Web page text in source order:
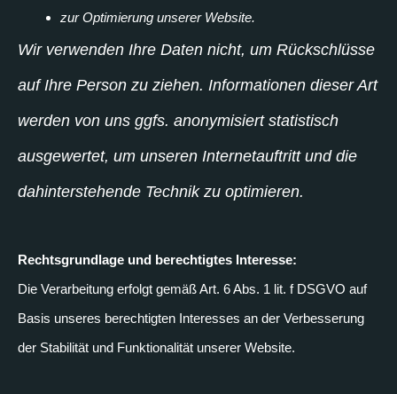
zur Optimierung unserer Website.
Wir verwenden Ihre Daten nicht, um Rückschlüsse
auf Ihre Person zu ziehen. Informationen dieser Art
werden von uns ggfs. anonymisiert statistisch
ausgewertet, um unseren Internetauftritt und die
dahinterstehende Technik zu optimieren.
Rechtsgrundlage und berechtigtes Interesse:
Die Verarbeitung erfolgt gemäß Art. 6 Abs. 1 lit. f DSGVO auf
Basis unseres berechtigten Interesses an der Verbesserung
der Stabilität und Funktionalität unserer Website.